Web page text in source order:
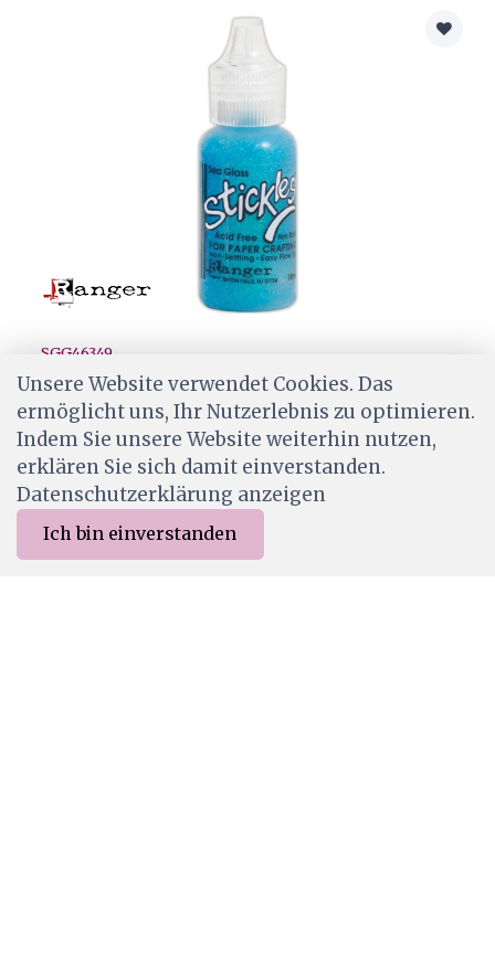
Merkliste Menu
SGG46349
Ranger Stickles Glitter Glue Sea Glass
CHF 3.20
Ab Lager
Unsere Website verwendet Cookies. Das
ermöglicht uns, Ihr Nutzerlebnis zu optimieren.
Indem Sie unsere Website weiterhin nutzen,
erklären Sie sich damit einverstanden.
Datenschutzerklärung anzeigen
Ich bin einverstanden